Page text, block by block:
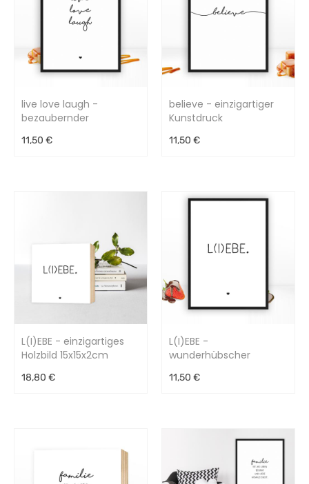
live love laugh -
bezaubernder
11,50 €
believe - einzigartiger
Kunstdruck
11,50 €
L(I)EBE - einzigartiges
Holzbild 15x15x2cm
18,80 €
L(I)EBE -
wunderhübscher
11,50 €